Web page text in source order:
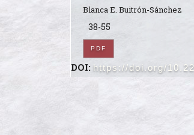
Blanca E. Buitrón-Sánchez
38-55
PDF
DOI: https://doi.org/